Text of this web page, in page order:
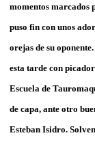
momentos marcados
puso fin con unos
orejas de su
esta tarde con
Escuela de
de capa, ante otro
Esteban Isidro.